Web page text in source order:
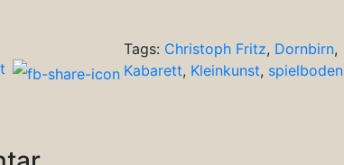
Tags: Christoph Fritz, Dornbirn,
Kabarett, Kleinkunst, spielboden